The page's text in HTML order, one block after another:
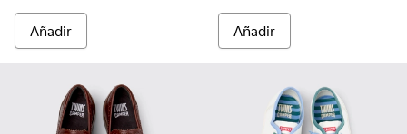
Añadir Añadir